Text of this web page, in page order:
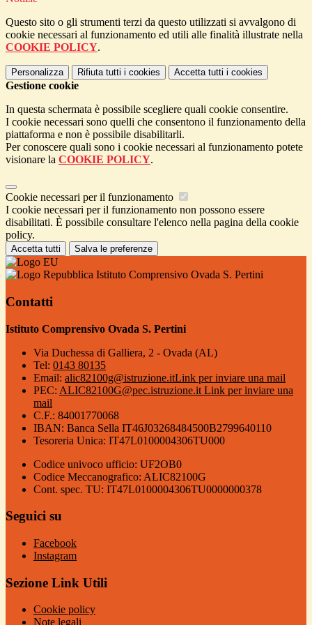
Questo sito o gli strumenti terzi da questo utilizzati si avvalgono di
cookie necessari al funzionamento ed utili alle finalità illustrate nella
COOKIE POLICY.
Personalizza Rifiuta tutti i cookies Accetta tutti i cookies
Gestione cookie
In questa schermata è possibile scegliere quali cookie consentire.
I cookie necessari sono quelli che consentono il funzionamento della
piattaforma e non è possibile disabilitarli.
Per conoscere quali sono i cookie necessari al funzionamento potete
visionare la COOKIE POLICY.
Cookie necessari per il funzionamento
I cookie necessari per il funzionamento non possono essere
disabilitati. È possibile consultare l'elenco nella pagina della cookie
policy.
Accetta tutti Salva le preferenze
Istituto Comprensivo Ovada S. Pertini
Contatti
Istituto Comprensivo Ovada S. Pertini
Via Duchessa di Galliera, 2 - Ovada (AL)
Tel: 0143 80135
Email: alic82100g@istruzione.itLink per inviare una mail
PEC: ALIC82100G@pec.istruzione.it Link per inviare una
mail
C.F.: 84001770068
IBAN: Banca Sella IT46J03268484500B2799640110
Tesoreria Unica: IT47L0100004306TU000
Codice univoco ufficio: UF2OB0
Codice Meccanografico: ALIC82100G
Cont. spec. TU: IT47L0100004306TU0000000378
Seguici su
Facebook
Instagram
Sezione Link Utili
Cookie policy
Note legali